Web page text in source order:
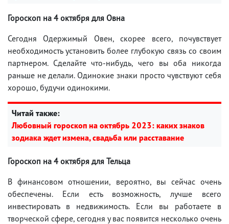
Гороскоп на 4 октября для Овна
Сегодня Одержимый Овен, скорее всего, почувствует
необходимость установить более глубокую связь со своим
партнером. Сделайте что-нибудь, чего вы оба никогда
раньше не делали. Одинокие знаки просто чувствуют себя
хорошо, будучи одинокими.
Читай также:
Любовный гороскоп на октябрь 2023: каких знаков
зодиака ждет измена, свадьба или расставание
Гороскоп на 4 октября для Тельца
В финансовом отношении, вероятно, вы сейчас очень
обеспечены. Если есть возможность, лучше всего
инвестировать в недвижимость. Если вы работаете в
творческой сфере, сегодня у вас появится несколько очень